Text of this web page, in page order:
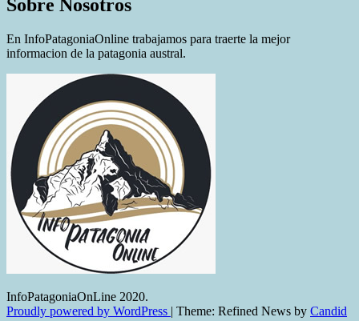
Sobre Nosotros
En InfoPatagoniaOnline trabajamos para traerte la mejor
informacion de la patagonia austral.
InfoPatagoniaOnLine 2020.
Proudly powered by WordPress | Theme: Refined News by Candid